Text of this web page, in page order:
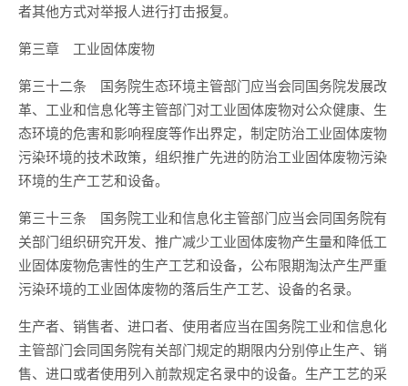
者其他方式对举报人进行打击报复。
第三章 工业固体废物
第三十二条 国务院生态环境主管部门应当会同国务院发展改
革、工业和信息化等主管部门对工业固体废物对公众健康、生
态环境的危害和影响程度等作出界定，制定防治工业固体废物
污染环境的技术政策，组织推广先进的防治工业固体废物污染
环境的生产工艺和设备。
第三十三条 国务院工业和信息化主管部门应当会同国务院有
关部门组织研究开发、推广减少工业固体废物产生量和降低工
业固体废物危害性的生产工艺和设备，公布限期淘汰产生严重
污染环境的工业固体废物的落后生产工艺、设备的名录。
生产者、销售者、进口者、使用者应当在国务院工业和信息化
主管部门会同国务院有关部门规定的期限内分别停止生产、销
售、进口或者使用列入前款规定名录中的设备。生产工艺的采